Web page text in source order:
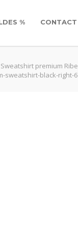
% CONTACT
Sweatshirt premium
sweatshirt-black-right-